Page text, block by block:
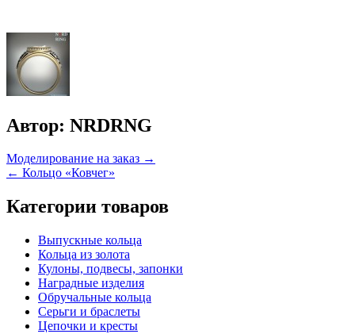
Автор: NRDRNG
Навигация
по
записям
Моделирование на заказ →
← Кольцо «Ковчег»
Категории товаров
Выпускные кольца
Кольца из золота
Кулоны, подвесы, запонки
Наградные изделия
Обручальные кольца
Серьги и браслеты
Цепочки и кресты